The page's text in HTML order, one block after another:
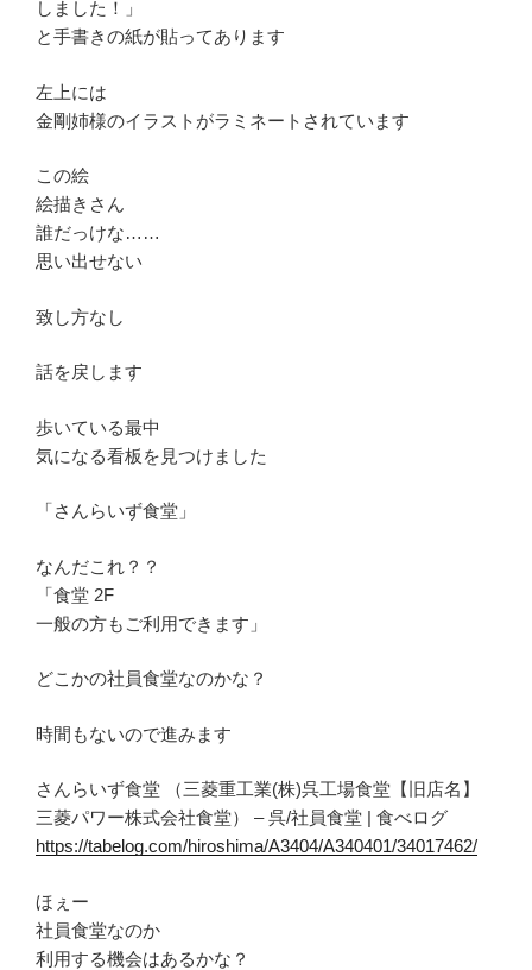
しました！」
と手書きの紙が貼ってあります
左上には
金剛姉様のイラストがラミネートされています
この絵
絵描きさん
誰だっけな……
思い出せない
致し方なし
話を戻します
歩いている最中
気になる看板を見つけました
「さんらいず食堂」
なんだこれ？？
「食堂 2F
一般の方もご利用できます」
どこかの社員食堂なのかな？
時間もないので進みます
さんらいず食堂 （三菱重工業(株)呉工場食堂【旧店名】
三菱パワー株式会社食堂） – 呉/社員食堂 | 食べログ
https://tabelog.com/hiroshima/A3404/A340401/34017462/
ほぇー
社員食堂なのか
利用する機会はあるかな？